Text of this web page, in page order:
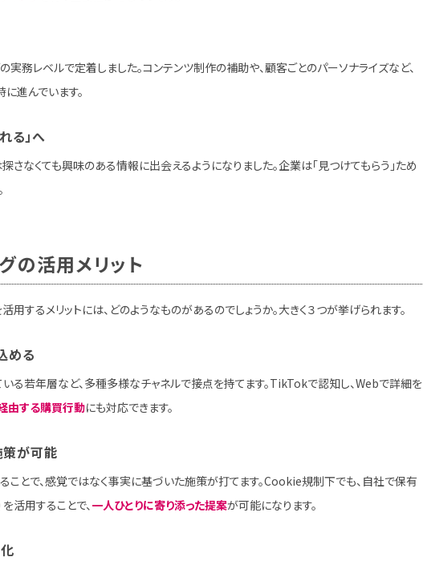
務レベルで定着しました。コンテンツ制作の補助や、顧客ごとのパーソナライズなど、
進んでいます。
る」へ
さなくても興味のある情報に出会えるようになりました。企業は「見つけてもらう」ため
の活用メリット
用するメリットには、どのようなものがあるのでしょうか。大きく３つが挙げられます。
める
いる若年層など、多種多様なチャネルで接点を持てます。TikTokで認知し、Webで詳細を
由する購買行動にも対応できます。
が可能
ことで、感覚ではなく事実に基づいた施策が打てます。Cookie規制下でも、自社で保有
活用することで、一人ひとりに寄り添った提案が可能になります。